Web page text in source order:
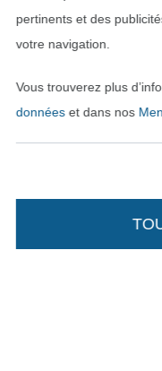
Nos
pertinents et des
votre navigation.
Vous trouverez plus
donnéeset dans nos